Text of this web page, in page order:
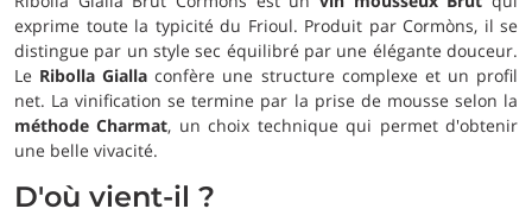
exprime toute la typicité du Frioul. Produit par Cormòns, il se
distingue par un style sec équilibré par une élégante douceur.
Le Ribolla Gialla confère une structure complexe et un profil
net. La vinification se termine par la prise de mousse selon la
méthode Charmat, un choix technique qui permet d'obtenir
une belle vivacité.
D'où vient-il ?